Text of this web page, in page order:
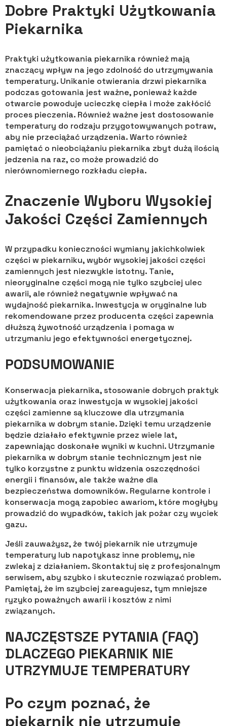
Dobre Praktyki Użytkowania
Piekarnika
Praktyki użytkowania piekarnika również mają
znaczący wpływ na jego zdolność do utrzymywania
temperatury. Unikanie otwierania drzwi piekarnika
podczas gotowania jest ważne, ponieważ każde
otwarcie powoduje ucieczkę ciepła i może zakłócić
proces pieczenia. Również ważne jest dostosowanie
temperatury do rodzaju przygotowywanych potraw,
aby nie przeciążać urządzenia. Warto również
pamiętać o nieobciążaniu piekarnika zbyt dużą ilością
jedzenia na raz, co może prowadzić do
nierównomiernego rozkładu ciepła.
Znaczenie Wyboru Wysokiej
Jakości Części Zamiennych
W przypadku konieczności wymiany jakichkolwiek
części w piekarniku, wybór wysokiej jakości części
zamiennych jest niezwykle istotny. Tanie,
nieoryginalne części mogą nie tylko szybciej ulec
awarii, ale również negatywnie wpływać na
wydajność piekarnika. Inwestycja w oryginalne lub
rekomendowane przez producenta części zapewnia
dłuższą żywotność urządzenia i pomaga w
utrzymaniu jego efektywności energetycznej.
PODSUMOWANIE
Konserwacja piekarnika, stosowanie dobrych praktyk
użytkowania oraz inwestycja w wysokiej jakości
części zamienne są kluczowe dla utrzymania
piekarnika w dobrym stanie. Dzięki temu urządzenie
będzie działało efektywnie przez wiele lat,
zapewniając doskonałe wyniki w kuchni. Utrzymanie
piekarnika w dobrym stanie technicznym jest nie
tylko korzystne z punktu widzenia oszczędności
energii i finansów, ale także ważne dla
bezpieczeństwa domowników. Regularne kontrole i
konserwacja mogą zapobiec awariom, które mogłyby
prowadzić do wypadków, takich jak pożar czy wyciek
gazu.
Jeśli zauważysz, że twój piekarnik nie utrzymuje
temperatury lub napotykasz inne problemy, nie
zwlekaj z działaniem. Skontaktuj się z profesjonalnym
serwisem, aby szybko i skutecznie rozwiązać problem.
Pamiętaj, że im szybciej zareagujesz, tym mniejsze
ryzyko poważnych awarii i kosztów z nimi
związanych.
NAJCZĘSTSZE PYTANIA (FAQ)
DLACZEGO PIEKARNIK NIE
UTRZYMUJE TEMPERATURY
Po czym poznać, że
piekarnik nie utrzymuje